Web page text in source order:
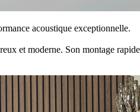
acoustique exceptionnelle.
et moderne. Son montage